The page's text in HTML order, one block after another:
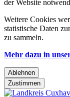
der Website
Weitere Cookies
statistische Daten
zu sammeln.
Mehr dazu in
Ablehnen
Zustimmen